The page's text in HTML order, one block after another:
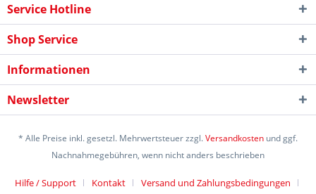
Service Hotline
Shop Service
Informationen
Newsletter
* Alle Preise inkl. gesetzl. Mehrwertsteuer zzgl.Versandkosten und ggf.
Nachnahmegebühren, wenn nicht anders beschrieben
Hilfe / Support Kontakt Versand und Zahlungsbedingungen